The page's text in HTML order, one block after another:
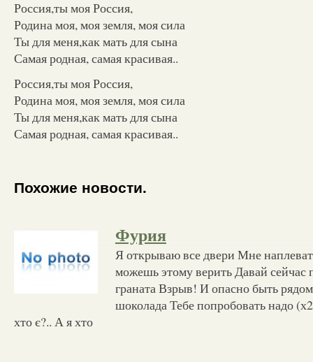
Россия,ты моя Россия,
Родина моя, моя земля, моя сила
Ты для меня,как мать для сына
Самая родная, самая красивая..
Россия,ты моя Россия,
Родина моя, моя земля, моя сила
Ты для меня,как мать для сына
Самая родная, самая красивая..
Похожие новости.
Фурия
Я открываю все двери Мне
можешь этому верить Давай сейчас
граната Взрыв! И опасно быть
шоколада Тебе попробовать надо
хто є?.. А я хто